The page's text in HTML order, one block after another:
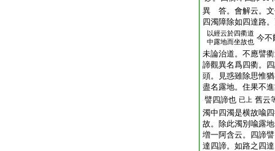
異 答。會解云。文
四濁障除如四達路
以經云於四衢道
中露地而坐故也 今不
未論治道。不應譬
諦觀異名爲四衢。
頭。見惑雖除思惟
盡名露地。住果不
譬四諦也 已上 舊云
濁中四濁是横故喩
故。除此濁別喩露
増一阿含云。四諦
達四諦。如路之四